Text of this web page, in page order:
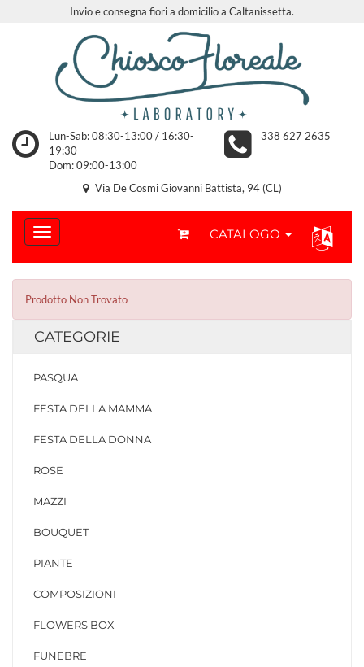
Invio e consegna fiori a domicilio a Caltanissetta.
Lun-Sab: 08:30-13:00 / 16:30-
19:30
Dom: 09:00-13:00
338 627 2635
Via De Cosmi Giovanni Battista, 94 (CL)
CATALOGO
Prodotto Non Trovato
CATEGORIE
PASQUA
FESTA DELLA MAMMA
FESTA DELLA DONNA
ROSE
MAZZI
BOUQUET
PIANTE
COMPOSIZIONI
FLOWERS BOX
FUNEBRE